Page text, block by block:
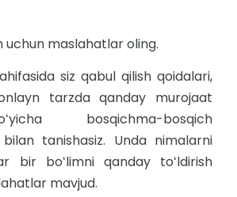
uchun maslahatlar oling.
siz qabul qilish qoidalari,
tarzda qanday murojaat
bosqichma-bosqich
tanishasiz. Unda nimalarni
bir boʻlimni qanday toʻldirish
mavjud.